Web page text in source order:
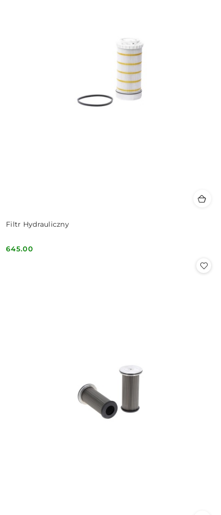
Filtr Hydrauliczny
Cena:
645.00